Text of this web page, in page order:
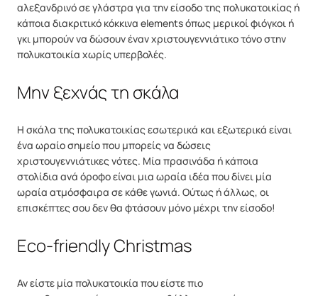
αλεξανδρινό σε γλάστρα για την είσοδο της πολυκατοικίας ή
κάποια διακριτικό κόκκινα elements όπως μερικοί φιόγκοι ή
γκι μπορούν να δώσουν έναν χριστουγεννιάτικο τόνο στην
πολυκατοικία χωρίς υπερβολές.
Μην ξεχνάς τη σκάλα
Η σκάλα της πολυκατοικίας εσωτερικά και εξωτερικά είναι
ένα ωραίο σημείο που μπορείς να δώσεις
χριστουγεννιάτικες νότες. Μία πρασινάδα ή κάποια
στολίδια ανά όροφο είναι μια ωραία ιδέα που δίνει μία
ωραία ατμόσφαιρα σε κάθε γωνιά. Ούτως ή άλλως, οι
επισκέπτες σου δεν θα φτάσουν μόνο μέχρι την είσοδο!
Eco-friendly Christmas
Αν είστε μία πολυκατοικία που είστε πιο